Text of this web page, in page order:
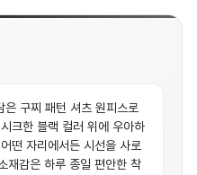
구찌 패턴 셔츠 원피스로
크한 블랙 컬러 위에 우아하
떤 자리에서든 시선을 사로
재감은 하루 종일 편안한 착